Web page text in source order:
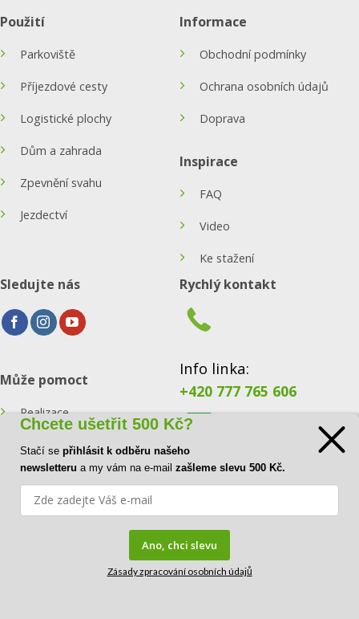
Použití
Parkoviště
Příjezdové cesty
Logistické plochy
Dům a zahrada
Zpevnění svahu
Jezdectví
Informace
Obchodní podmínky
Ochrana osobních údajů
Doprava
Inspirace
FAQ
Video
Ke stažení
Sledujte nás
Může pomoct
Realizace
Konfigurátor
Kontakt
Rychlý kontakt
Info linka:
+420 777 765 606
E-mail:
Chcete ušetřit 500 Kč?
Stačí se přihlásit k odběru našeho
newsletteru a my vám na e-mail zašleme slevu 500 Kč.
Ano, chci slevu
Zásady zpracování osobních údajů